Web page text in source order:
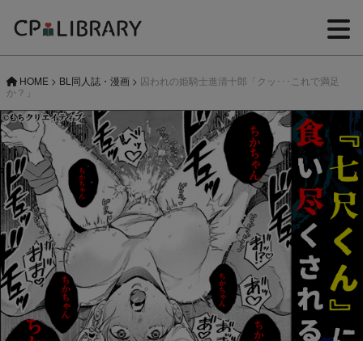
HOME > BL同人誌・漫画 > 囚われの姫騎士進清十郎「クッ･･･これで満足
か？」